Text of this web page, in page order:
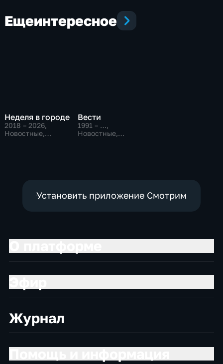
Ещеинтересное
Неделя в городе
2018 – 2026,
Новостные,
Вести
1991 – …,
Новостные,
Установить приложение Смотрим
Журнал